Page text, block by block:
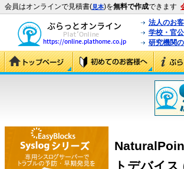
会員はオンラインで見積書(見本)を無料で作成できます
法人のお
学校・官
研究機関
トデバイ